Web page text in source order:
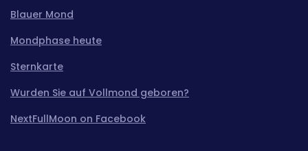
Blauer Mond
Mondphase heute
Sternkarte
Wurden Sie auf Vollmond geboren?
NextFullMoon on Facebook